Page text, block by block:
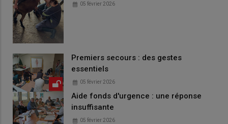
05 février 2026
Premiers secours : des gestes
essentiels
05 février 2026
Aide fonds d'urgence : une réponse
insuffisante
05 février 2026